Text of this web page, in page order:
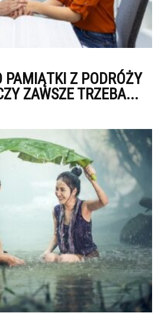
PAMIĄTKI Z PODRÓŻY
ZAWSZE TRZEBA...